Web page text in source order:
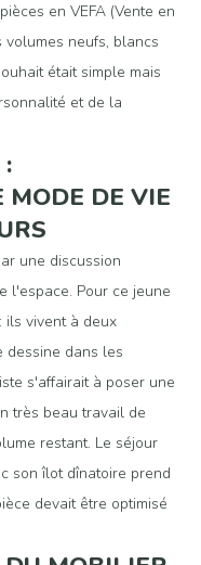
en VEFA (Vente en
volumes neufs, blancs
était simple mais
et de la
MODE DE VIE
une discussion
l'espace. Pour ce jeune
ils vivent à deux
dessine dans les
s'affairait à poser une
très beau travail de
restant. Le séjour
son îlot dînatoire prend
devait être optimisé